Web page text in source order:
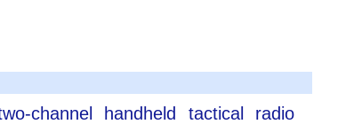
channel handheld tactical radio